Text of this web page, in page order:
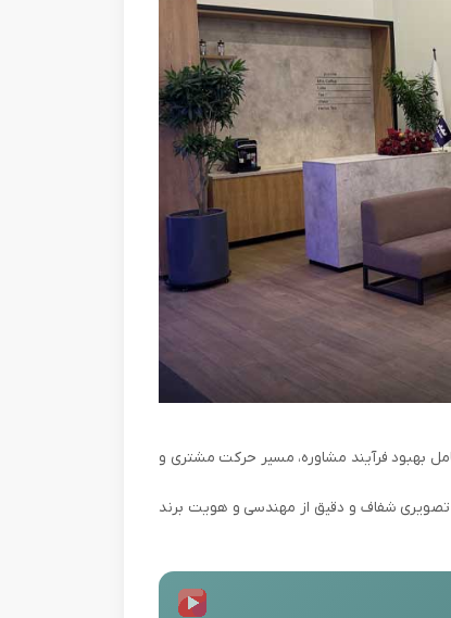
بهبود فرآیند مشاوره، مسیر حرکت مشتری و
تصویری شفاف و دقیق از مهندسی و هویت برند